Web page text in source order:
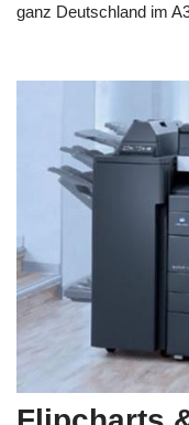
ganz Deutschland im